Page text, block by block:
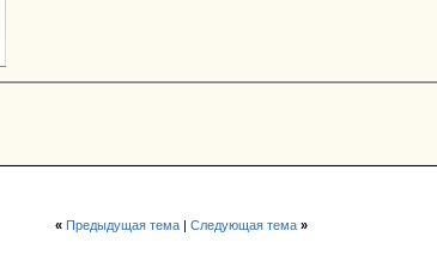
« Предыдущая тема| Следующая тема »